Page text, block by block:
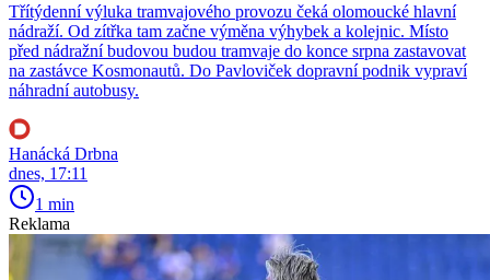
Třítýdenní výluka tramvajového provozu čeká olomoucké hlavní
nádraží. Od zítřka tam začne výměna výhybek a kolejnic. Místo
před nádražní budovou budou tramvaje do konce srpna zastavovat
na zastávce Kosmonautů. Do Pavloviček dopravní podnik vypraví
náhradní autobusy.
Hanácká Drbna
dnes, 17:11
1 min
Reklama